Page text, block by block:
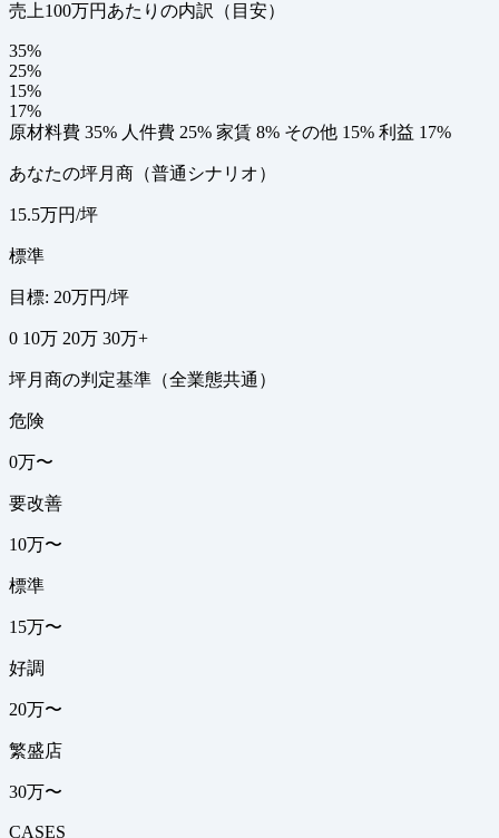
売上100万円あたりの内訳（目安）
35%
25%
15%
17%
原材料費 35% 人件費 25% 家賃 8% その他 15% 利益 17%
あなたの坪月商（普通シナリオ）
15.5万円/坪
標準
目標: 20万円/坪
0 10万 20万 30万+
坪月商の判定基準（全業態共通）
危険
0万〜
要改善
10万〜
標準
15万〜
好調
20万〜
繁盛店
30万〜
CASES